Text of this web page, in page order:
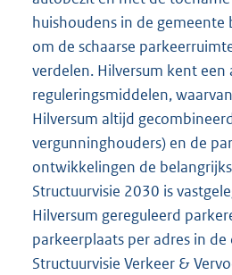
huishoudens in de
om de schaarse
verdelen. Hilversum kent een
reguleringsmiddelen,
Hilversum altijd
vergunninghouders) en de
ontwikkelingen de
Structuurvisie 2030 is
Hilversum gereguleerd
parkeerplaats per adres in
Structuurvisie Verkeer &